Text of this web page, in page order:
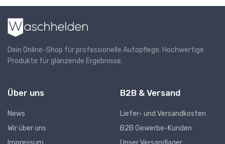
Dein Online-Shop für professionelle Autopflege. Hochwertige
Produkte für glänzende Ergebnisse.
Über uns
News
Wir über uns
B2B & Versand
Liefer- und Versandkosten
B2B Gewerbe-Kunden